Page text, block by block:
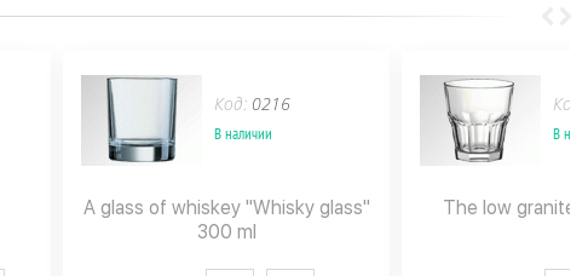
Код: 0216
В наличии
A glass of whiskey "Whisky glass"
300 ml
В
The low granite